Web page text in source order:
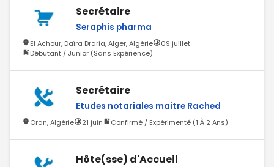
Secrétaire
Seraphis pharma
El Achour, Daïra Draria, Alger, Algérie
09 juillet
Débutant / Junior (Sans Expérience)
Secrétaire
Etudes notariales maitre Rached
Oran, Algérie 21 juin Confirmé / Expérimenté (1 À 2 Ans)
Hôte(sse) d'Accueil